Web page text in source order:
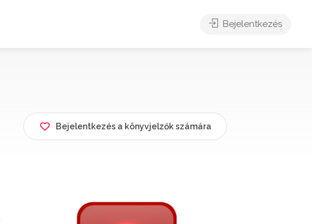
Bejelentkezés
Bejelentkezés a könyvjelzők számára